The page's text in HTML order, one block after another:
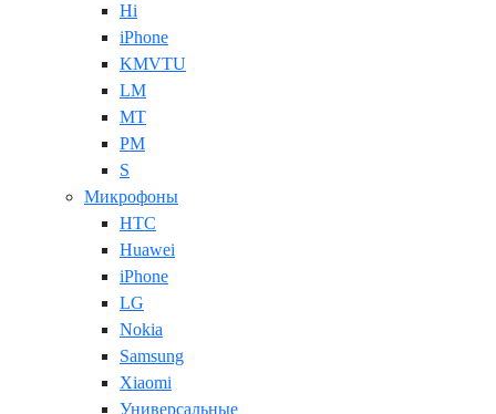
Hi
iPhone
KMVTU
LM
MT
PM
S
Микрофоны
HTC
Huawei
iPhone
LG
Nokia
Samsung
Xiaomi
Универсальные